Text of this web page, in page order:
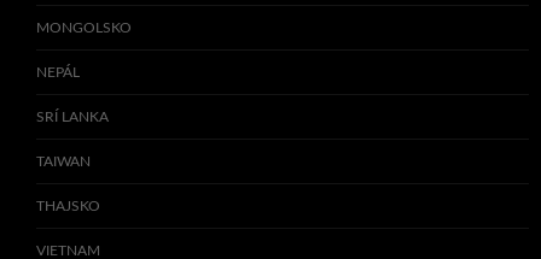
MONGOLSKO
NEPÁL
SRÍ LANKA
TAIWAN
THAJSKO
VIETNAM